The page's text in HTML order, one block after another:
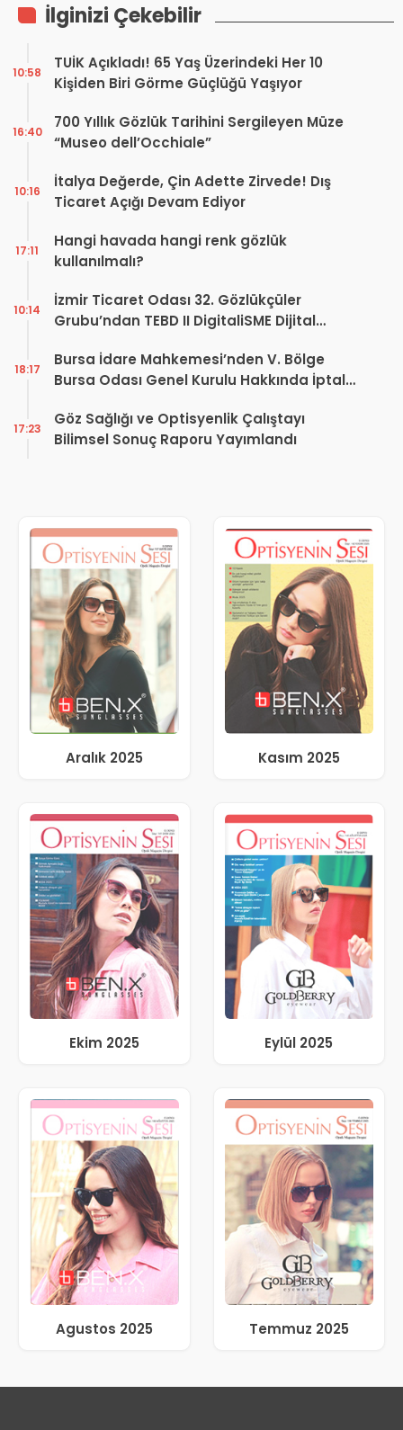
İlginizi Çekebilir
TUİK Açıkladı! 65 Yaş Üzerindeki Her 10
Kişiden Biri Görme Güçlüğü Yaşıyor
10:58
700 Yıllık Gözlük Tarihini Sergileyen Müze
“Museo dell’Occhiale”
16:40
İtalya Değerde, Çin Adette Zirvede! Dış
Ticaret Açığı Devam Ediyor
10:16
Hangi havada hangi renk gözlük
kullanılmalı?
17:11
İzmir Ticaret Odası 32. Gözlükçüler
Grubu’ndan TEBD II DigitaliSME Dijital
10:14
Bursa İdare Mahkemesi’nden V. Bölge
Bursa Odası Genel Kurulu Hakkında İptal
18:17
Göz Sağlığı ve Optisyenlik Çalıştayı
Bilimsel Sonuç Raporu Yayımlandı
17:23
Aralık 2025 Kasım 2025
Ekim 2025 Eylül 2025
Agustos 2025 Temmuz 2025